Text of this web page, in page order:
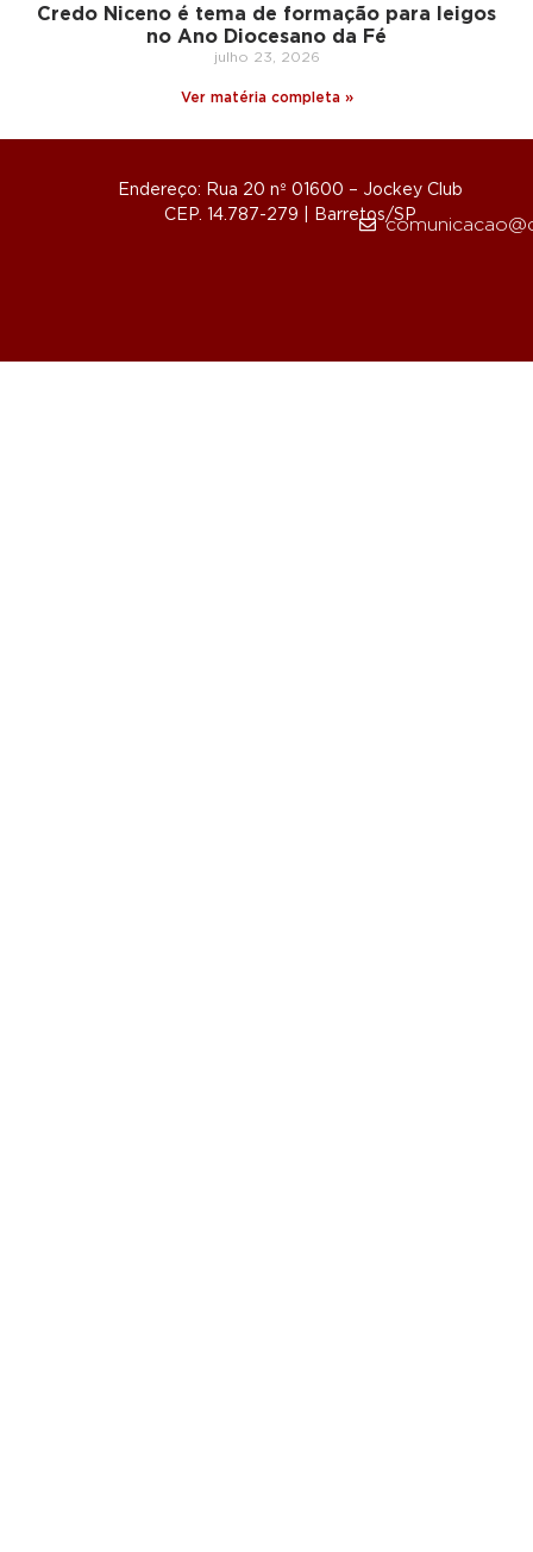
Credo Niceno é tema de formação para leigos
no Ano Diocesano da Fé
julho 23, 2026
Ver matéria completa »
Endereço: Rua 20 nº 01600 – Jockey Club
CEP. 14.787-279 | Barretos/SP